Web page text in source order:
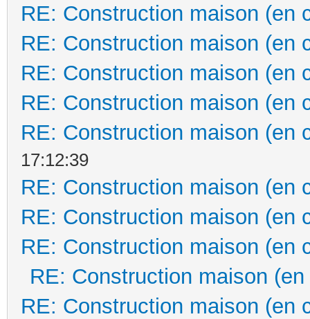
RE: Construction maison (en
RE: Construction maison (en
RE: Construction maison (en
RE: Construction maison (en
RE: Construction maison (en
17:12:39
RE: Construction maison (en
RE: Construction maison (en
RE: Construction maison (en
RE: Construction maison
RE: Construction maison (en